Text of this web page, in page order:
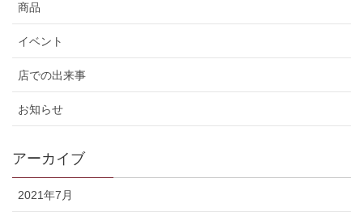
商品
イベント
店での出来事
お知らせ
アーカイブ
2021年7月